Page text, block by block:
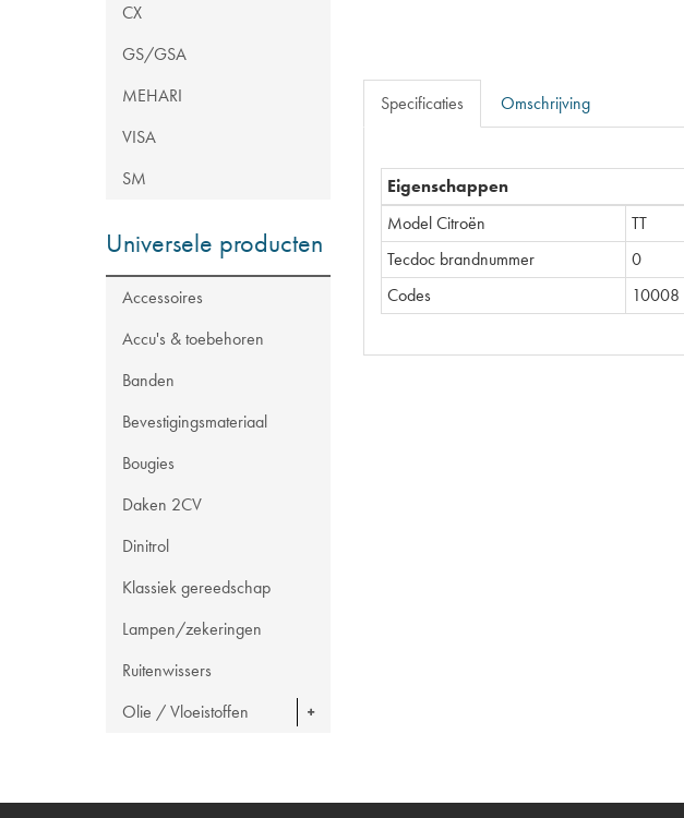
CX
GS/GSA
MEHARI
VISA
SM
Universele producten
Accessoires
Accu's & toebehoren
Banden
Bevestigingsmateriaal
Bougies
Daken 2CV
Dinitrol
Klassiek gereedschap
Lampen/zekeringen
Ruitenwissers
Olie / Vloeistoffen
Specificaties Omschrijving
Eigenschappen
Model Citroën
TT
Tecdoc brandnummer
0
Codes